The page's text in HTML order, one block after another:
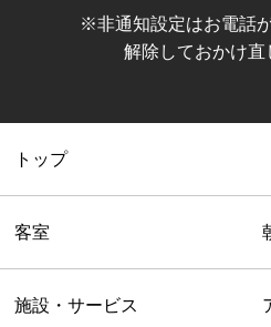
※非通知設定はお電話
解除しておかけ直
トップ
客室
施設・サービス